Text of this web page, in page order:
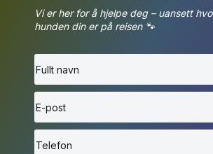
Vi er her for å hjelpe deg – uansett
hunden din er på reisen 🐾